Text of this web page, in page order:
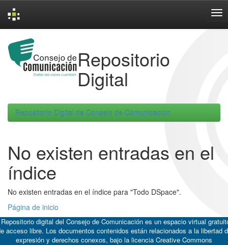
navigation
Repositorio
Digital
Repositorio Digital de Consejo de Comunicacion
No existen entradas en el
índice
No existen entradas en el índice para "Todo DSpace".
Página de inicio
digital del Consejo de Comunicación es un espacio virtual
acceso libre. Los documentos contenidos están relacionados a la libertad
expresión y derechos conexos, bajo la licencia Creative Commons